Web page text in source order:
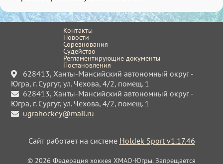
Контакты
Новости
Соревнования
Судейство
Регламентирующие документы
Постановления
628413, Ханты-Мансийский автономный округ -
Югра, г. Сургут, ул. Чехова, 4/2, помещ. 1
628413, Ханты-Мансийский автономный округ -
Югра, г. Сургут, ул. Чехова, 4/2, помещ. 1
ugrahockey@mail.ru
Сайт работает на системе Holdek Sport v1.17.46
© 2026 Федерация хоккея ХМАО-Югры. Запрещается